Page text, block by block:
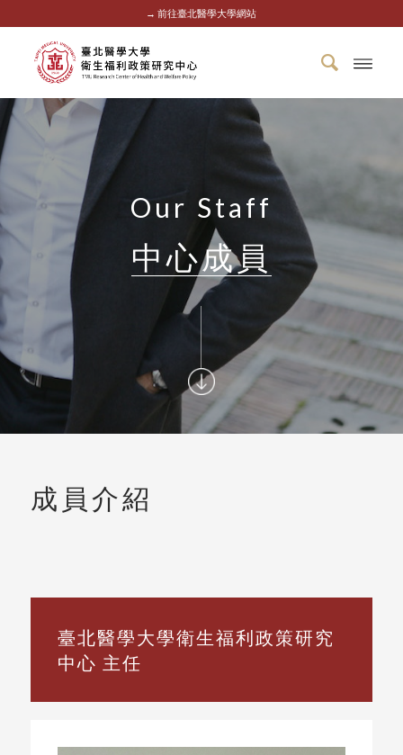
→ 前往臺北醫學大學網站
Our Staff
中心成員
成員介紹
臺北醫學大學衛生福利政策研究
中心 主任